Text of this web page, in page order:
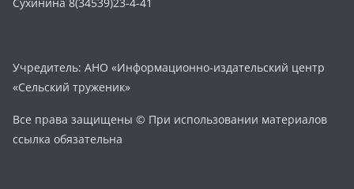
Учредитель: АНО «Информационно-издательский центр
«Сельский труженик»
Все права защищены © При использовании материалов
ссылка обязательна